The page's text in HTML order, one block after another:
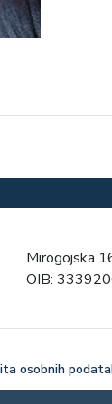
Mirogojska
OIB:
osobnih